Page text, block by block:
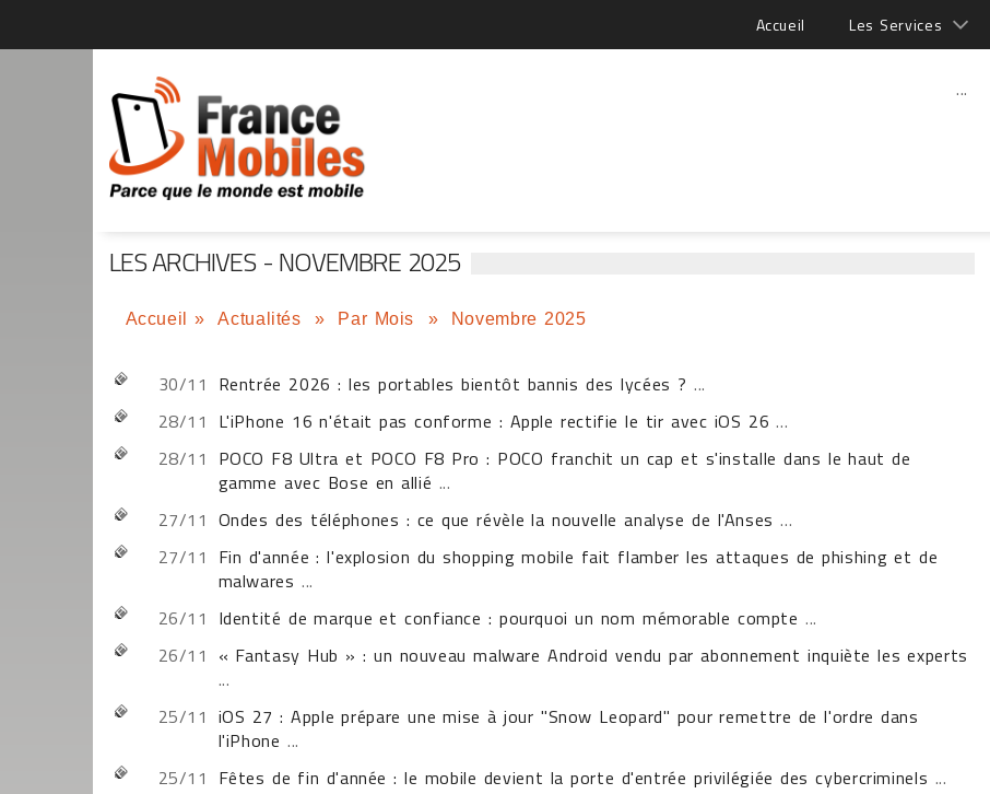
Accueil Les Services
...
LES ARCHIVES - NOVEMBRE 2025
Accueil » Actualités » Par Mois » Novembre 2025
30/11 Rentrée 2026 : les portables bientôt bannis des lycées ? ...
28/11 L'iPhone 16 n'était pas conforme : Apple rectifie le tir avec iOS 26 ...
28/11 POCO F8 Ultra et POCO F8 Pro : POCO franchit un cap et s'installe dans le haut de
gamme avec Bose en allié ...
27/11 Ondes des téléphones : ce que révèle la nouvelle analyse de l'Anses ...
27/11 Fin d'année : l'explosion du shopping mobile fait flamber les attaques de phishing et de
malwares ...
26/11 Identité de marque et confiance : pourquoi un nom mémorable compte ...
26/11 « Fantasy Hub » : un nouveau malware Android vendu par abonnement inquiète les experts
...
25/11 iOS 27 : Apple prépare une mise à jour "Snow Leopard" pour remettre de l'ordre dans
l'iPhone ...
25/11 Fêtes de fin d'année : le mobile devient la porte d'entrée privilégiée des cybercriminels ...